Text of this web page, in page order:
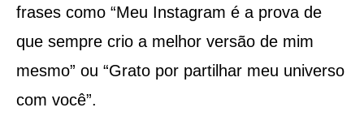
frases como “Meu Instagram é a prova de
que sempre crio a melhor versão de mim
mesmo” ou “Grato por partilhar meu universo
com você”.